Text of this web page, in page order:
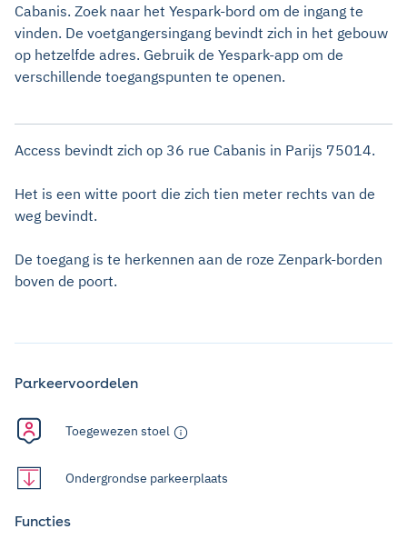
Cabanis. Zoek naar het Yespark-bord om de ingang te
vinden. De voetgangersingang bevindt zich in het gebouw
op hetzelfde adres. Gebruik de Yespark-app om de
verschillende toegangspunten te openen.
Access bevindt zich op 36 rue Cabanis in Parijs 75014.
Het is een witte poort die zich tien meter rechts van de
weg bevindt.
De toegang is te herkennen aan de roze Zenpark-borden
boven de poort.
Parkeervoordelen
Toegewezen stoel
Ondergrondse parkeerplaats
Functies